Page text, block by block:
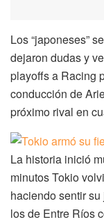
Los “japoneses”
dejaron dudas y
playoffs a Racing
conducción de
próximo rival en
La historia inició
minutos Tokio
haciendo sentir
los de Entre Ríos